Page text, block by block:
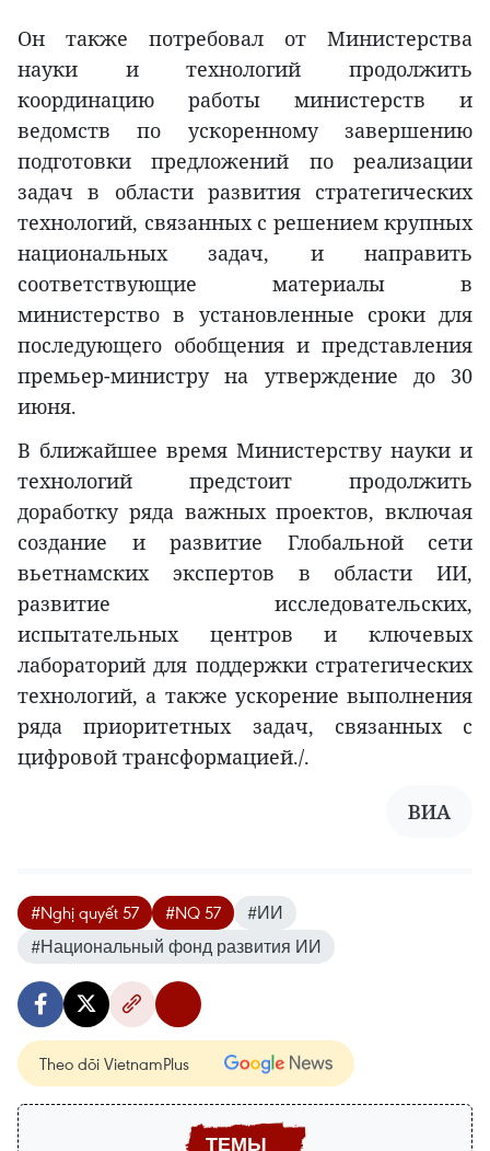
Он также потребовал от Министерства
науки и технологий продолжить
координацию работы министерств и
ведомств по ускоренному завершению
подготовки предложений по реализации
задач в области развития стратегических
технологий, связанных с решением крупных
национальных задач, и направить
соответствующие материалы в
министерство в установленные сроки для
последующего обобщения и представления
премьер-министру на утверждение до 30
июня.
В ближайшее время Министерству науки и
технологий предстоит продолжить
доработку ряда важных проектов, включая
создание и развитие Глобальной сети
вьетнамских экспертов в области ИИ,
развитие исследовательских,
испытательных центров и ключевых
лабораторий для поддержки стратегических
технологий, а также ускорение выполнения
ряда приоритетных задач, связанных с
цифровой трансформацией./.
ВИA
#Nghị quyết 57 #NQ 57
#ИИ
#Национальный фонд развития ИИ
Theo dõi VietnamPlus